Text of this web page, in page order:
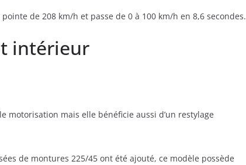
de 208 km/h et passe de 0 à 100 km/h en 8,6 secondes.
intérieur
motorisation mais elle bénéficie aussi d’un restylage
de montures 225/45 ont été ajouté, ce modèle possède